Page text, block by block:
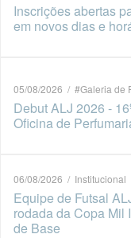
Inscrições abertas
em novos dias e
05/08/2026 / #Galeria de
Debut ALJ 2026 -
Oficina de
06/08/2026 / Institucional
Equipe de Futsal
rodada da Copa Mil
de Base